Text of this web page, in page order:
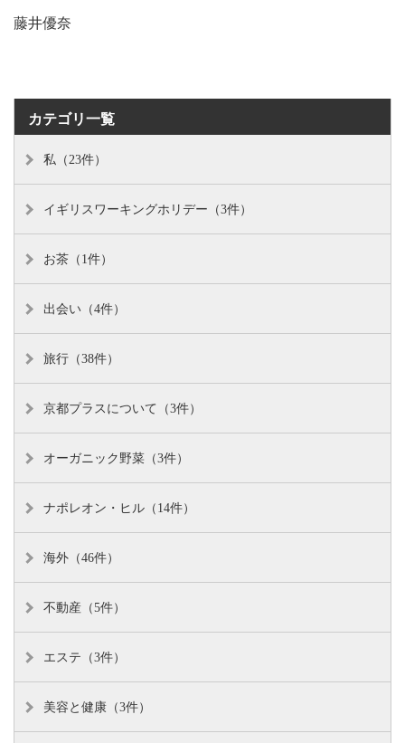
藤井優奈
カテゴリ一覧
私（23件）
イギリスワーキングホリデー（3件）
お茶（1件）
出会い（4件）
旅行（38件）
京都プラスについて（3件）
オーガニック野菜（3件）
ナポレオン・ヒル（14件）
海外（46件）
不動産（5件）
エステ（3件）
美容と健康（3件）